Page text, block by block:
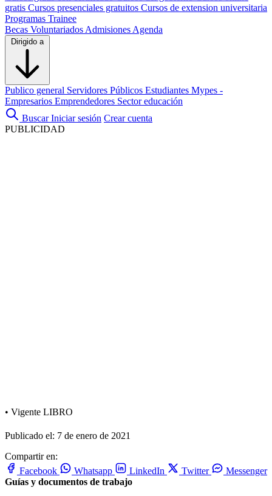
gratis Cursos presenciales gratuitos Cursos de extension universitaria
Programas Trainee
Becas Voluntariados Admisiones Agenda
Dirigido a
Publico general Servidores Públicos Estudiantes Mypes -
Empresarios Emprendedores Sector educación
Buscar Iniciar sesión Crear cuenta
PUBLICIDAD
• Vigente LIBRO
Publicado el: 7 de enero de 2021
Compartir en:
Facebook
Whatsapp LinkedIn Twitter
Messenger
Guías y documentos de trabajo